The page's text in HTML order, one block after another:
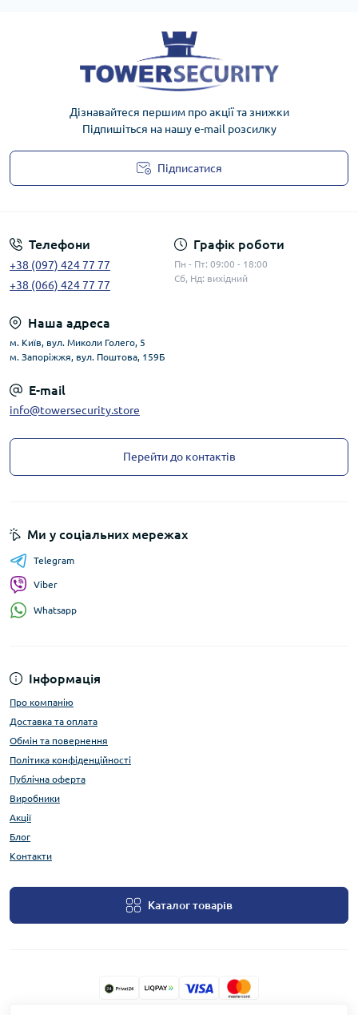
Дізнавайтеся першим про акції та знижки
Підпишіться на нашу e-mail розсилку
Підписатися
Телефони
+38 (097) 424 77 77
+38 (066) 424 77 77
Графік роботи
Пн - Пт: 09:00 - 18:00
Сб, Нд: вихідний
Наша адреса
м. Київ, вул. Миколи Голего, 5
м. Запоріжжя, вул. Поштова, 159Б
E-mail
info@towersecurity.store
Перейти до контактів
Інформація
Про компанію
Доставка та оплата
Обмін та повернення
Політика конфіденційності
Публічна оферта
Виробники
Акції
Блог
Контакти
Каталог товарів
Ми у соціальних мережах
Telegram
Viber
Whatsapp